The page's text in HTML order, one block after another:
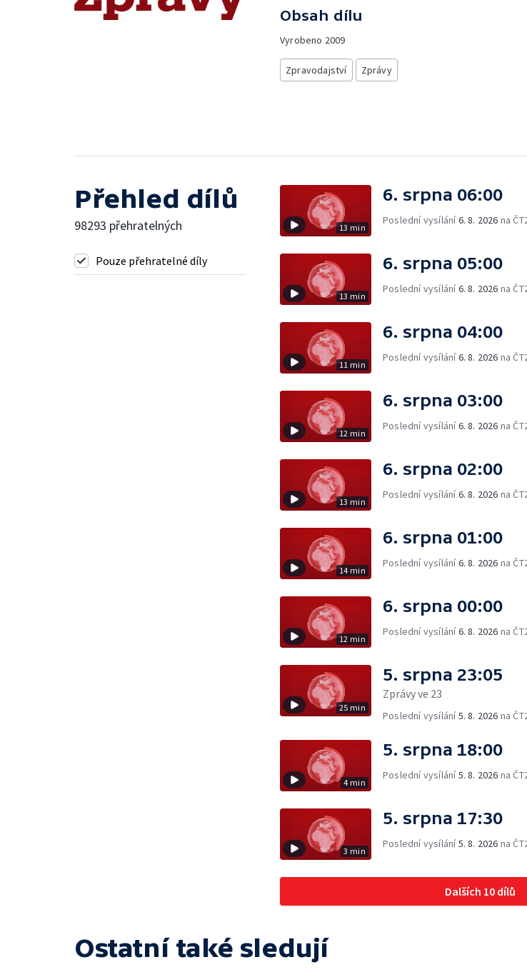
Obsah dílu
Vyrobeno 2009
Zpravodajství Zprávy
Přehled dílů
98293 přehratelných
Pouze přehratelné díly
13 min
6. srpna 06:00
Poslední vysílání6. 8. 2026 na
13 min
6. srpna 05:00
Poslední vysílání6. 8. 2026 na
11 min
6. srpna 04:00
Poslední vysílání6. 8. 2026 na
12 min
6. srpna 03:00
Poslední vysílání6. 8. 2026 na
13 min
6. srpna 02:00
Poslední vysílání6. 8. 2026 na
14 min
6. srpna 01:00
Poslední vysílání6. 8. 2026 na
12 min
6. srpna 00:00
Poslední vysílání6. 8. 2026 na
25 min
5. srpna 23:05
Zprávy ve 23
Poslední vysílání5. 8. 2026 na
4 min
5. srpna 18:00
Poslední vysílání5. 8. 2026 na
3 min
5. srpna 17:30
Poslední vysílání5. 8. 2026 na
Dalších 10 dílů
Ostatní také sledují